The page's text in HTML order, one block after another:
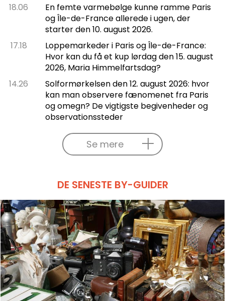
18.06
En femte varmebølge kunne ramme Paris
og Île-de-France allerede i ugen, der
starter den 10. august 2026.
17.18
Loppemarkeder i Paris og Île-de-France:
Hvor kan du få et kup lørdag den 15. august
2026, Maria Himmelfartsdag?
14.26
Solformørkelsen den 12. august 2026: hvor
kan man observere fænomenet fra Paris
og omegn? De vigtigste begivenheder og
observationssteder
Se mere
DE SENESTE BY-GUIDER